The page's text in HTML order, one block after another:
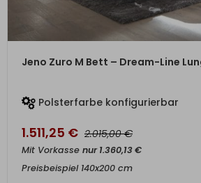
ZUM PRODUKT
Jeno Zuro M Bett – Dream-Line
Polsterfarbe konfigurierbar
1.511,25 € 2.015,00€
Mit Vorkasse nur1.360,13€
Preisbeispiel 140x200 cm